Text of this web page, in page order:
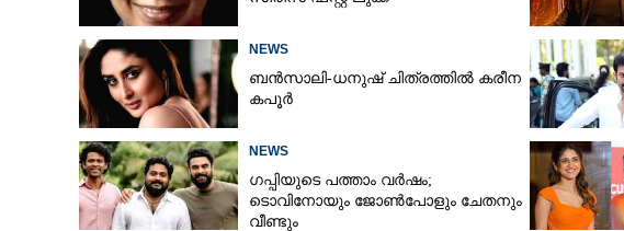
NEWS
ബൻസാലി-ധനുഷ് ചിത്രത്തിൽ കരീന
കപൂർ
NEWS
ഗപ്പിയുടെ പത്താം വർഷം;​
ടൊവിനോയും ജോൺപോളും ചേതനും
വീണ്ടും